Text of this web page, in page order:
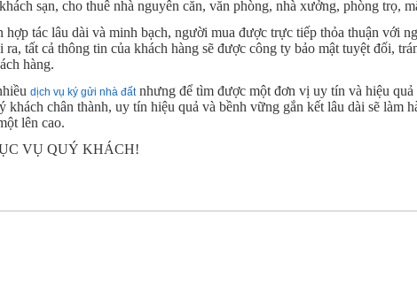
sạn, cho thuê nhà nguyên căn, văn phòng, nhà xưởng, phòng trọ,
hợp tác lâu dài và minh bạch, người mua được trực tiếp thỏa thuận với
tất cả thông tin của khách hàng sẽ được công ty bảo mật tuyệt đối,
hàng.
dịch vụ ký gửi nhà đấtnhưng để tìm được một đơn vị uy tín và hiệu
khách chân thành, uy tín hiệu quả và bềnh vững gắn kết lâu dài sẽ làm
lên cao.
VỤ QUÝ KHÁCH!